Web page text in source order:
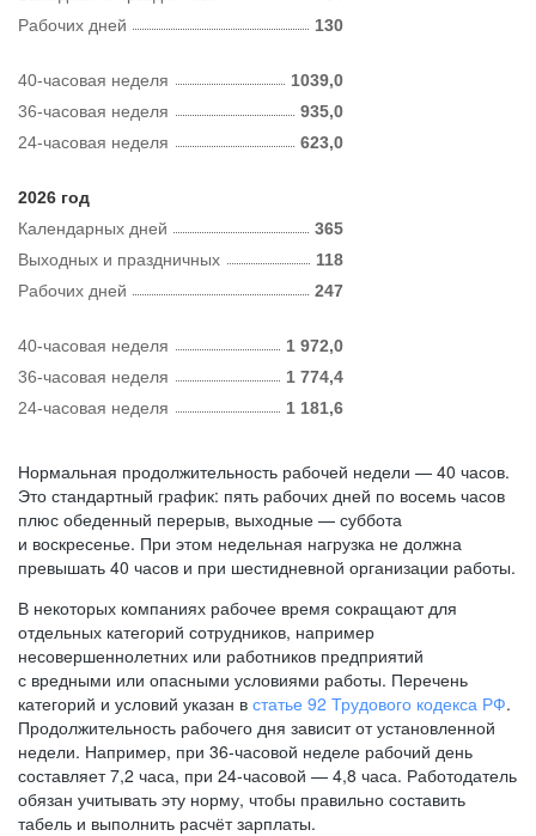
Рабочих дней 130
40-часовая неделя
1039,0
36-часовая неделя
935,0
24-часовая неделя
623,0
2026 год
Календарных дней
365
Рабочих дней 247
Выходных и праздничных 118
40-часовая неделя
1 972,0
36-часовая неделя
1 774,4
24-часовая неделя
1 181,6
Нормальная продолжительность рабочей недели — 40 часов.
Это стандартный график: пять рабочих дней по восемь часов
плюс обеденный перерыв, выходные — суббота
и воскресенье. При этом недельная нагрузка не должна
превышать 40 часов и при шестидневной организации работы.
В некоторых компаниях рабочее время сокращают для
отдельных категорий сотрудников, например
несовершеннолетних или работников предприятий
с вредными или опасными условиями работы. Перечень
категорий и условий указан в статье 92 Трудового кодекса РФ.
Продолжительность рабочего дня зависит от установленной
недели. Например, при 36-часовой неделе рабочий день
составляет 7,2 часа, при 24-часовой — 4,8 часа. Работодатель
обязан учитывать эту норму, чтобы правильно составить
табель и выполнить расчёт зарплаты.